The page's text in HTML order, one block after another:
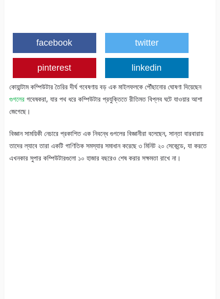
facebook twitter
pinterest linkedin
কোয়ান্টাম কম্পিউটার তৈরির দীর্ঘ গবেষণায় বড় এক মাইলফলকে পৌঁছানোর ঘোষণা দিয়েছেন
গুগলের গবেষকরা, যার পথ ধরে কম্পিউটার প্রযুক্তিতে রীতিমত বিপ্লব ঘটে যাওয়ার আশা
জেগেছে।
বিজ্ঞান সাময়িকী নেচারে প্রকাশিত এক নিবন্ধে গুগলের বিজ্ঞানীরা বলেছেন, সান্তা বারবারায়
তাদের ল্যাবে তারা একটি গাণিতিক সমস্যার সমাধান করেছে ৩ মিনিট ২০ সেকেন্ডে, যা করতে
এখনকার সুপার কম্পিউটারগুলো ১০ হাজার বছরেও শেষ করার সক্ষমতা রাখে না।